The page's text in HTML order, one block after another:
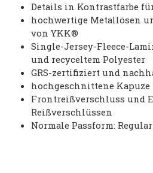
Details in Kontrastfarbe
hochwertige Metallösen
von YKK®
Single-Jersey-Fleece-
und recyceltem Polyester
GRS-zertifiziert und
hochgeschnittene
Frontreißverschluss und
Reißverschlüssen
Normale Passform: